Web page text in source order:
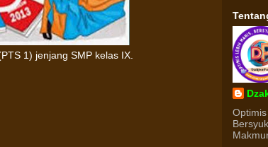
1) jenjang SMP kelas IX.